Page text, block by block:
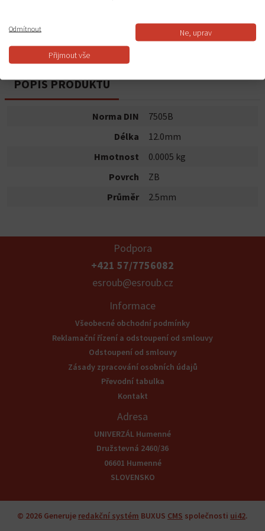
Dostupnost:Skladem
POPIS PRODUKTU
Norma DIN
7505B
Délka
12.0mm
Hmotnost
0.0005 kg
Povrch
ZB
Průměr
2.5mm
Podpora
+421 57/7756082
esroub@esroub.cz
Informace
Všeobecné obchodní podmínky
Reklamační řízení a odstoupení od smlouvy
Odstoupení od smlouvy
Zásady zpracování osobních údajů
Převodní tabulka
Kontakt
Adresa
UNIVERZÁL Humenné
Družstevná 2460/36
06601 Humenné
SLOVENSKO
© 2026 Generuje redakční systém BUXUS CMS společnosti ui42.
Odmítnout Ne, uprav
Přijmout vše